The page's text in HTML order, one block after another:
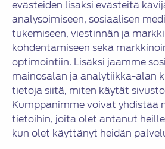
evästeiden lisäksi evästeitä
analysoimiseen, sosiaalisen
tukemiseen, viestinnän ja
kohdentamiseen sekä
optimointiin. Lisäksi jaamme
mainosalan ja analytiikka-alan
tietoja siitä, miten käytät
Kumppanimme voivat yhdistää
tietoihin, joita olet antanut
kun olet käyttänyt heidän